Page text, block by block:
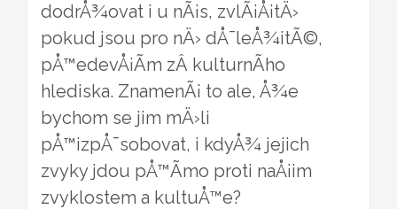
dodrÅ¾ovat i u nÃ¡s, zvlÃ¡Å¡tÄ›
pokud jsou pro nÄ› dÅ¯leÅ¾itÃ©,
pÅ™edevÅ¡Ã­m zÂ kulturnÃ­ho
hlediska. ZnamenÃ¡ to ale, Å¾e
bychom se jim mÄ›li
pÅ™izpÅ¯sobovat, i kdyÅ¾ jejich
zvyky jdou pÅ™Ã­mo proti naÅ¡im
zvyklostem a kultuÅ™e?